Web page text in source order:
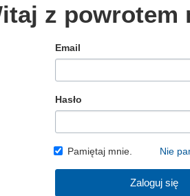
z powrotem
Email
Hasło
Pamiętaj mnie. Nie
Zaloguj się